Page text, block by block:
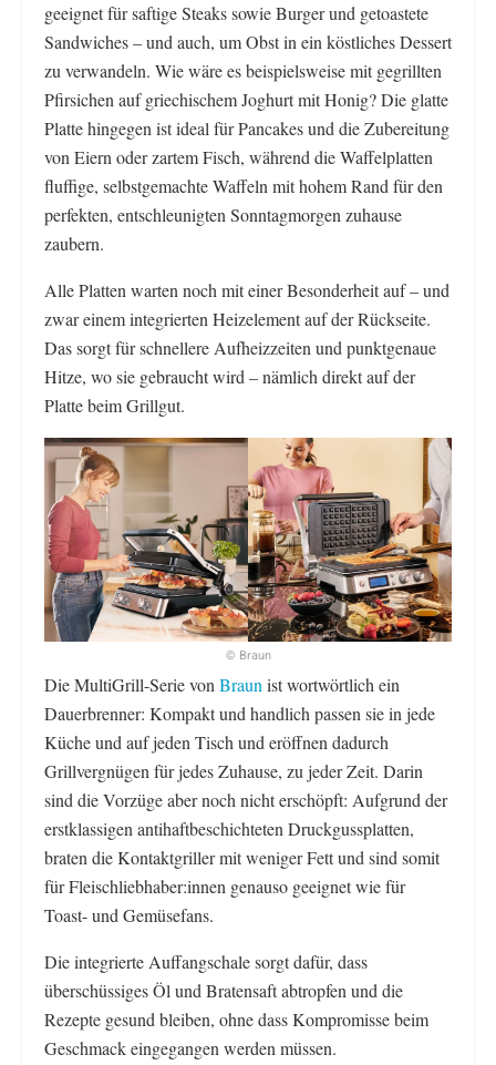
geeignet für saftige Steaks sowie Burger und getoastete
Sandwiches – und auch, um Obst in ein köstliches Dessert
zu verwandeln. Wie wäre es beispielsweise mit gegrillten
Pfirsichen auf griechischem Joghurt mit Honig? Die glatte
Platte hingegen ist ideal für Pancakes und die Zubereitung
von Eiern oder zartem Fisch, während die Waffelplatten
fluffige, selbstgemachte Waffeln mit hohem Rand für den
perfekten, entschleunigten Sonntagmorgen zuhause
zaubern.
Alle Platten warten noch mit einer Besonderheit auf – und
zwar einem integrierten Heizelement auf der Rückseite.
Das sorgt für schnellere Aufheizzeiten und punktgenaue
Hitze, wo sie gebraucht wird – nämlich direkt auf der
Platte beim Grillgut.
© Braun
Die MultiGrill-Serie von Braun ist wortwörtlich ein
Dauerbrenner: Kompakt und handlich passen sie in jede
Küche und auf jeden Tisch und eröffnen dadurch
Grillvergnügen für jedes Zuhause, zu jeder Zeit. Darin
sind die Vorzüge aber noch nicht erschöpft: Aufgrund der
erstklassigen antihaftbeschichteten Druckgussplatten,
braten die Kontaktgriller mit weniger Fett und sind somit
für Fleischliebhaber:innen genauso geeignet wie für
Toast- und Gemüsefans.
Die integrierte Auffangschale sorgt dafür, dass
überschüssiges Öl und Bratensaft abtropfen und die
Rezepte gesund bleiben, ohne dass Kompromisse beim
Geschmack eingegangen werden müssen.